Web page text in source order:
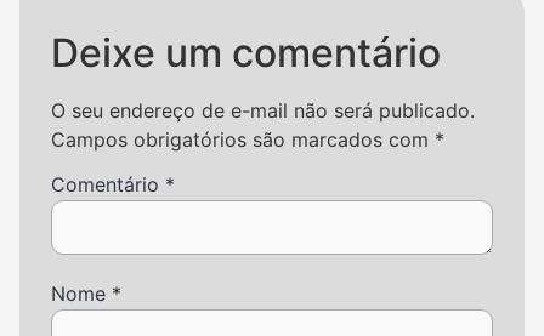
Deixe um comentário
O seu endereço de e-mail não será publicado.
Campos obrigatórios são marcados com *
Comentário *
Nome *